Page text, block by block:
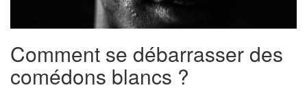
Comment se débarrasser des
comédons blancs ?